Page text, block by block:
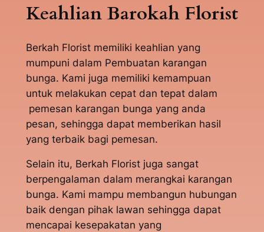
Keahlian Barokah Florist
Berkah Florist memiliki keahlian yang
mumpuni dalam Pembuatan karangan
bunga. Kami juga memiliki kemampuan
untuk melakukan cepat dan tepat dalam
pemesan karangan bunga yang anda
pesan, sehingga dapat memberikan hasil
yang terbaik bagi pemesan.
Selain itu, Berkah Florist juga sangat
berpengalaman dalam merangkai karangan
bunga. Kami mampu membangun hubungan
baik dengan pihak lawan sehingga dapat
mencapai kesepakatan yang